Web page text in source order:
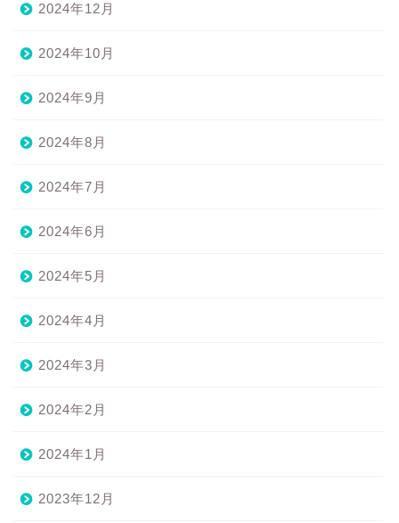
2024年12月
2024年10月
2024年9月
2024年8月
2024年7月
2024年6月
2024年5月
2024年4月
2024年3月
2024年2月
2024年1月
2023年12月